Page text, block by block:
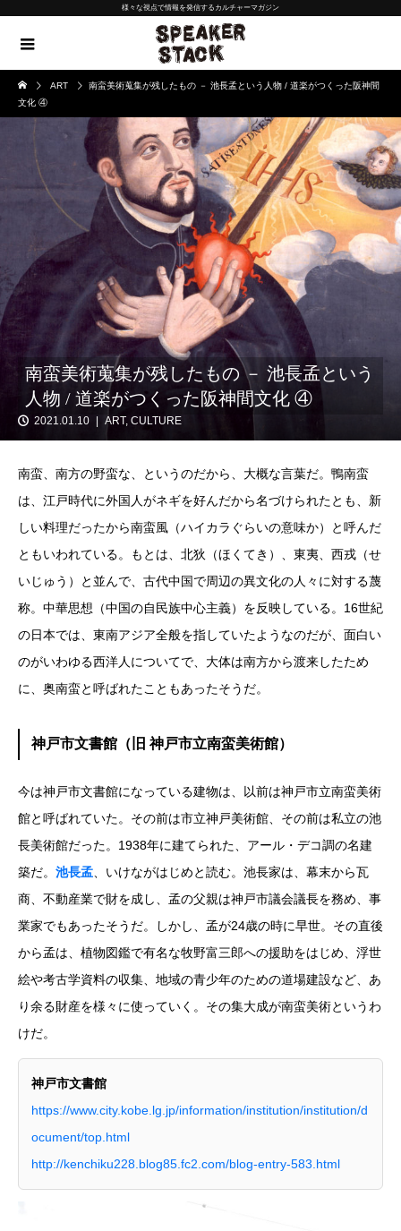
様々な視点で情報を発信するカルチャーマガジン
ART
南蛮美術蒐集が残したもの － 池長孟という人物 / 道楽がつくった阪神間
文化 ④
南蛮美術蒐集が残したもの － 池長孟という
人物 / 道楽がつくった阪神間文化 ④
2021.01.10 ART, CULTURE
南蛮、南方の野蛮な、というのだから、大概な言葉だ。鴨南蛮
は、江戸時代に外国人がネギを好んだから名づけられたとも、新
しい料理だったから南蛮風（ハイカラぐらいの意味か）と呼んだ
ともいわれている。もとは、北狄（ほくてき）、東夷、西戎（せ
いじゅう）と並んで、古代中国で周辺の異文化の人々に対する蔑
称。中華思想（中国の自民族中心主義）を反映している。16世紀
の日本では、東南アジア全般を指していたようなのだが、面白い
のがいわゆる西洋人についてで、大体は南方から渡来したため
に、奥南蛮と呼ばれたこともあったそうだ。
神戸市文書館（旧 神戸市立南蛮美術館）
今は神戸市文書館になっている建物は、以前は神戸市立南蛮美術
館と呼ばれていた。その前は市立神戸美術館、その前は私立の池
長美術館だった。1938年に建てられた、アール・デコ調の名建
築だ。 池長孟 、いけながはじめと読む。池長家は、幕末から瓦
商、不動産業で財を成し、孟の父親は神戸市議会議長を務め、事
業家でもあったそうだ。しかし、孟が24歳の時に早世。その直後
から孟は、植物図鑑で有名な牧野富三郎への援助をはじめ、浮世
絵や考古学資料の収集、地域の青少年のための道場建設など、あ
り余る財産を様々に使っていく。その集大成が南蛮美術というわ
けだ。
神戸市文書館
https://www.city.kobe.lg.jp/information/institution/institution/d
ocument/top.html
http://kenchiku228.blog85.fc2.com/blog-entry-583.html